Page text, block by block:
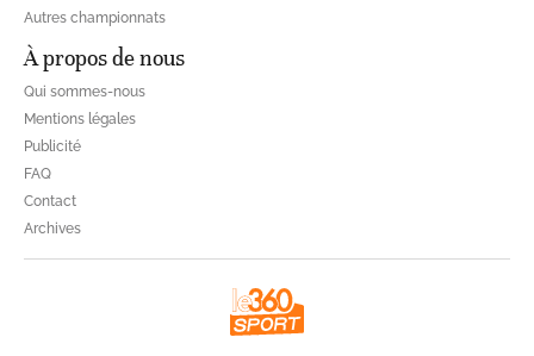
Autres championnats
À propos de nous
Qui sommes-nous
Mentions légales
Publicité
FAQ
Contact
Archives